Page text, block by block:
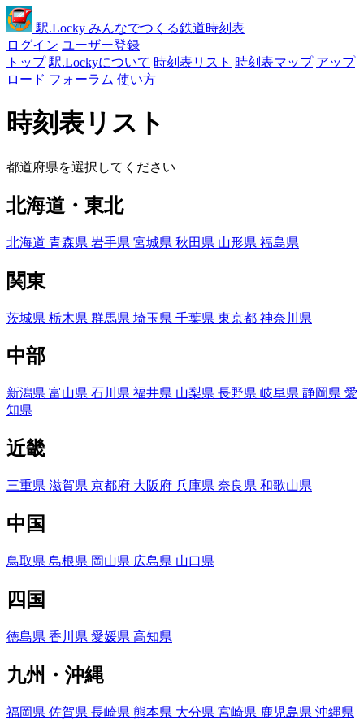
駅.Locky みんなでつくる鉄道時刻表
ログイン ユーザー登録
トップ 駅.Lockyについて 時刻表リスト 時刻表マップ アップ
ロード フォーラム 使い方
時刻表リスト
都道府県を選択してください
北海道・東北
北海道 青森県 岩手県 宮城県 秋田県 山形県 福島県
関東
茨城県 栃木県 群馬県 埼玉県 千葉県 東京都 神奈川県
中部
新潟県 富山県 石川県 福井県 山梨県 長野県 岐阜県 静岡県 愛
知県
近畿
三重県 滋賀県 京都府 大阪府 兵庫県 奈良県 和歌山県
中国
鳥取県 島根県 岡山県 広島県 山口県
四国
徳島県 香川県 愛媛県 高知県
九州・沖縄
福岡県 佐賀県 長崎県 熊本県 大分県 宮崎県 鹿児島県 沖縄県